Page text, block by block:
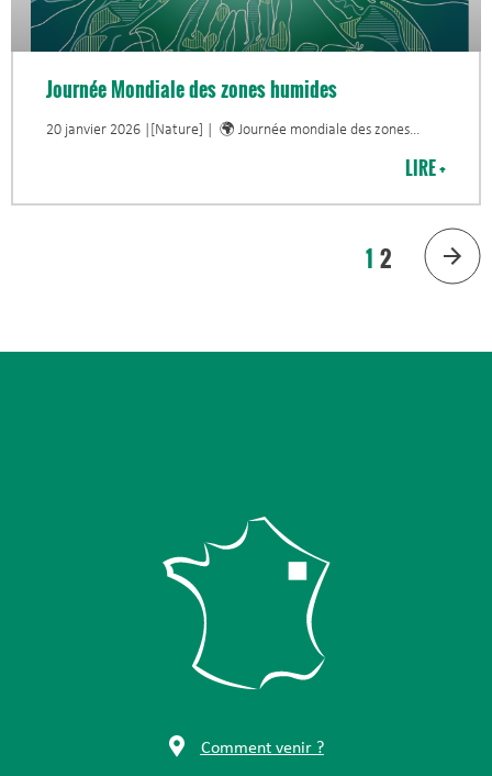
Journée Mondiale des zones humides
20 janvier 2026 |[Nature] | 🌍 Journée mondiale des zones
LIRE +
1 2
Comment venir ?